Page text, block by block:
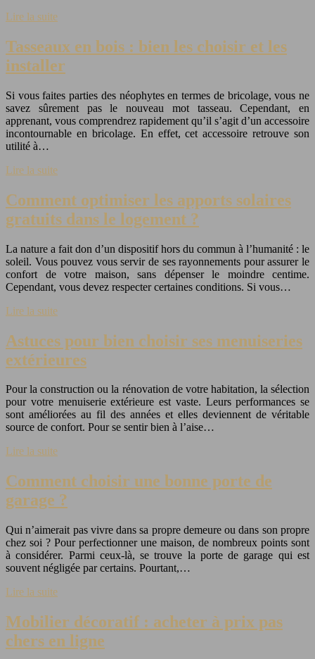
Lire la suite
Tasseaux en bois : bien les choisir et les
installer
Si vous faites parties des néophytes en termes de bricolage, vous ne
savez sûrement pas le nouveau mot tasseau. Cependant, en
apprenant, vous comprendrez rapidement qu’il s’agit d’un accessoire
incontournable en bricolage. En effet, cet accessoire retrouve son
utilité à…
Lire la suite
Comment optimiser les apports solaires
gratuits dans le logement ?
La nature a fait don d’un dispositif hors du commun à l’humanité : le
soleil. Vous pouvez vous servir de ses rayonnements pour assurer le
confort de votre maison, sans dépenser le moindre centime.
Cependant, vous devez respecter certaines conditions. Si vous…
Lire la suite
Astuces pour bien choisir ses menuiseries
extérieures
Pour la construction ou la rénovation de votre habitation, la sélection
pour votre menuiserie extérieure est vaste. Leurs performances se
sont améliorées au fil des années et elles deviennent de véritable
source de confort. Pour se sentir bien à l’aise…
Lire la suite
Comment choisir une bonne porte de
garage ?
Qui n’aimerait pas vivre dans sa propre demeure ou dans son propre
chez soi ? Pour perfectionner une maison, de nombreux points sont
à considérer. Parmi ceux-là, se trouve la porte de garage qui est
souvent négligée par certains. Pourtant,…
Lire la suite
Mobilier décoratif : acheter à prix pas
chers en ligne